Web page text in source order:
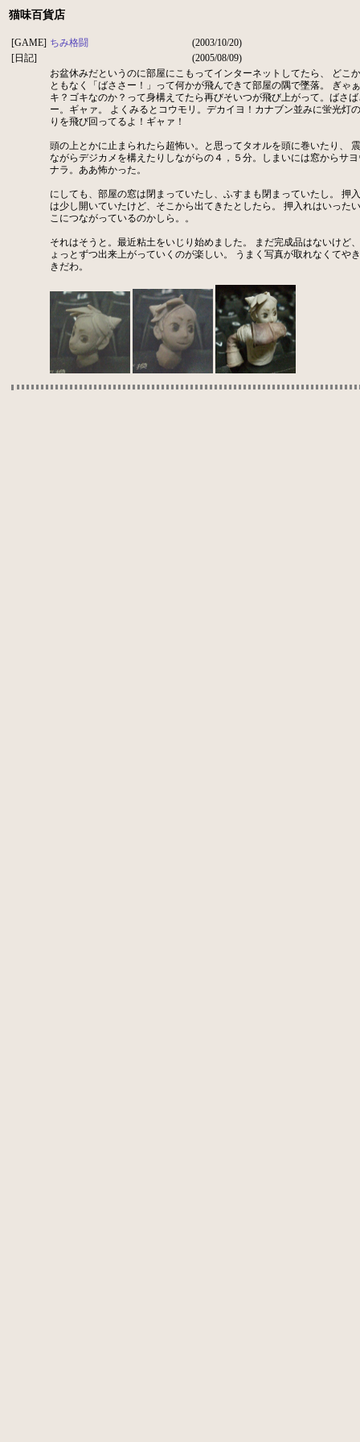
猫味百貨店
[GAME] ちみ格闘
(2003/10/20)
[日記]
(2005/08/09)
お盆休みだというのに部屋にこもってインターネットしてたら、 どこ
ともなく「ばささー！」って何かが飛んできて部屋の隅で墜落。 ぎゃ
キ？ゴキなのか？って身構えてたら再びそいつが飛び上がって。ばさ
ー。ギャァ。 よくみるとコウモリ。デカイヨ！カナブン並みに蛍光灯
りを飛び回ってるよ！ギャァ！
頭の上とかに止まられたら超怖い。と思ってタオルを頭に巻いたり、
ながらデジカメを構えたりしながらの４，５分。しまいには窓からサ
ナラ。ああ怖かった。
にしても、部屋の窓は閉まっていたし、ふすまも閉まっていたし。 押
は少し開いていたけど、そこから出てきたとしたら。 押入れはいった
こにつながっているのかしら。。
それはそうと。最近粘土をいじり始めました。 まだ完成品はないけど
ょっとずつ出来上がっていくのが楽しい。 うまく写真が取れなくてや
きだわ。